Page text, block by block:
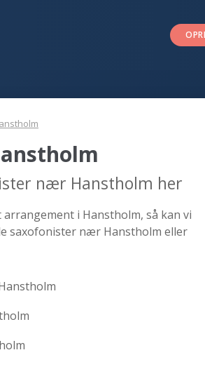
nær Hanstholm her
i Hanstholm, så kan vi
saxofonister nær Hanstholm eller